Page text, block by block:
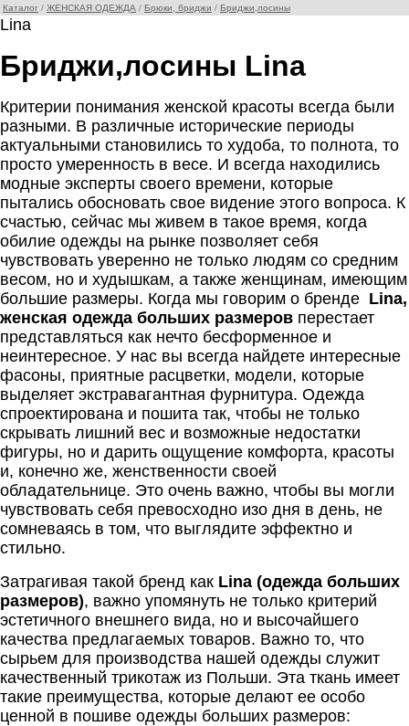
Каталог / ЖЕНСКАЯ ОДЕЖДА / Брюки, бриджи / Бриджи,лосины
Lina
Бриджи,лосины Lina
Критерии понимания женской красоты всегда были
разными. В различные исторические периоды
актуальными становились то худоба, то полнота, то
просто умеренность в весе. И всегда находились
модные эксперты своего времени, которые
пытались обосновать свое видение этого вопроса. К
счастью, сейчас мы живем в такое время, когда
обилие одежды на рынке позволяет себя
чувствовать уверенно не только людям со средним
весом, но и худышкам, а также женщинам, имеющим
большие размеры. Когда мы говорим о бренде Lina,
женская одежда больших размеров перестает
представляться как нечто бесформенное и
неинтересное. У нас вы всегда найдете интересные
фасоны, приятные расцветки, модели, которые
выделяет экстравагантная фурнитура. Одежда
спроектирована и пошита так, чтобы не только
скрывать лишний вес и возможные недостатки
фигуры, но и дарить ощущение комфорта, красоты
и, конечно же, женственности своей
обладательнице. Это очень важно, чтобы вы могли
чувствовать себя превосходно изо дня в день, не
сомневаясь в том, что выглядите эффектно и
стильно.
Затрагивая такой бренд как Lina (одежда больших
размеров), важно упомянуть не только критерий
эстетичного внешнего вида, но и высочайшего
качества предлагаемых товаров. Важно то, что
сырьем для производства нашей одежды служит
качественный трикотаж из Польши. Эта ткань имеет
такие преимущества, которые делают ее особо
ценной в пошиве одежды больших размеров: